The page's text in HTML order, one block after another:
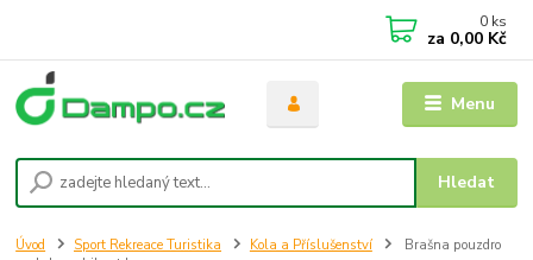
Menu
Hledat
0 ks
za 0,00 Kč
Úvod Sport Rekreace Turistika Kola a Příslušenství
Brašna pouzdro